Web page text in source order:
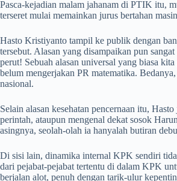
Pasca-kejadian malam jahanam di PTIK itu,
terseret mulai memainkan jurus bertahan
Hasto Kristiyanto tampil ke publik dengan
tersebut. Alasan yang disampaikan pun
perut! Sebuah alasan universal yang biasa
belum mengerjakan PR matematika.
nasional.
Selain alasan kesehatan pencernaan itu,
perintah, ataupun mengenal dekat sosok
asingnya, seolah-olah ia hanyalah butiran
Di sisi lain, dinamika internal KPK sendiri
dari pejabat-pejabat tertentu di dalam KPK
berjalan alot, penuh dengan tarik-ulur